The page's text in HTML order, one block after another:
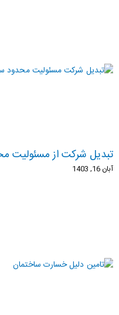
تبدیل شرکت از مسئولیت
آبان 16, 1403